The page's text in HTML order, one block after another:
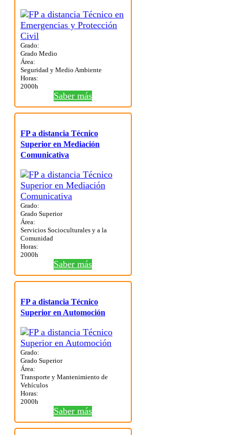
Grado:
Grado Medio
Área:
Seguridad y Medio Ambiente
Horas:
2000h
Saber más
FP a distancia Técnico
Superior en Mediación
Comunicativa
Grado:
Grado Superior
Área:
Servicios Socioculturales y a la
Comunidad
Horas:
2000h
Saber más
FP a distancia Técnico
Superior en Automoción
Grado:
Grado Superior
Área:
Transporte y Mantenimiento de
Vehículos
Horas:
2000h
Saber más